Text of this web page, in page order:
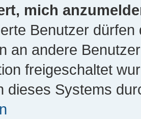
mich
Benutzer
an andere
freigeschaltet
dieses Systems